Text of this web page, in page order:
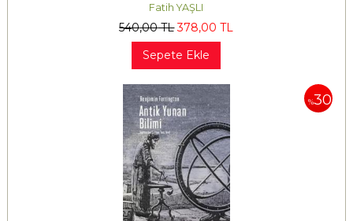
Fatih YAŞLI
540,00TL 378,00 TL
Sepete Ekle
%30